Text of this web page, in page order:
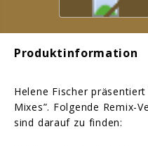
Produktinformation
Helene Fischer
Mixes”. Folgende Remix-
sind darauf zu finden: